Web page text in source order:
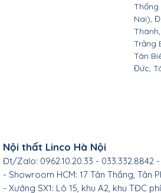
Thống
Nai),
Trảng
Tân
Đức,
Nội thất Linco Hà Nội
Đt/Zalo: 0962.10.20.33 - 033.332.8842 -
- Showroom HCM: 17 Tân Thắng, Tân
- Xưởng SX1: Lô 15, khu A2, khu TĐC